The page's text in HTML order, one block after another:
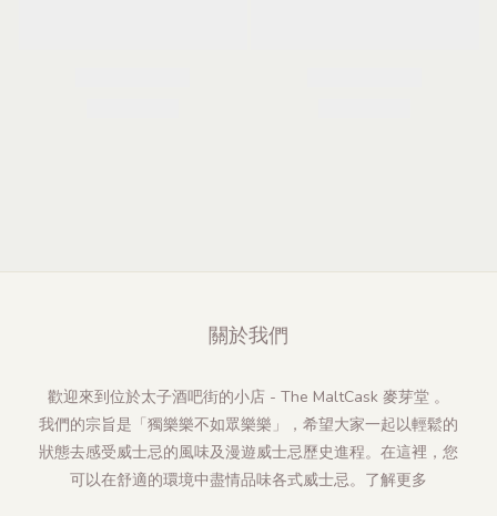
關於我們
歡迎來到位於太子酒吧街的小店 - The MaltCask 麥芽堂 。
我們的宗旨是「獨樂樂不如眾樂樂」，希望大家一起以輕鬆的
狀態去感受威士忌的風味及漫遊威士忌歷史進程。在這裡，您
可以在舒適的環境中盡情品味各式威士忌。 了解更多